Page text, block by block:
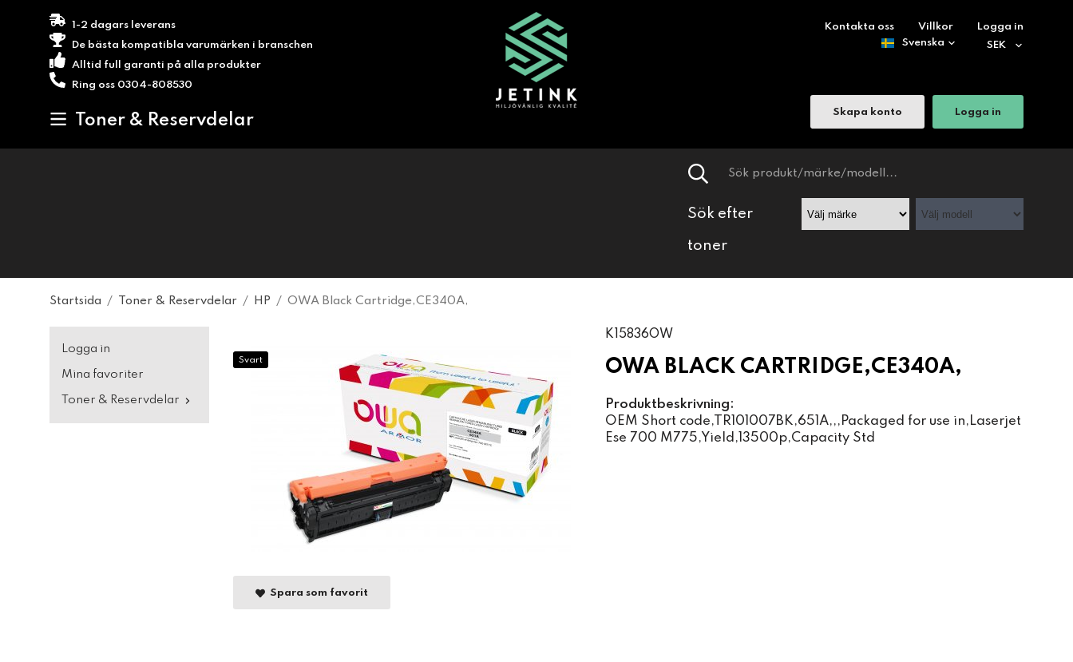
1-2 dagars leverans
De bästa kompatibla varumärken i branschen
Alltid full garanti på alla produkter
Ring oss 0304-808530
Toner & Reservdelar
Kontakta oss Villkor Logga in
Skapa konto Logga in
Sök efter
toner
Startsida / Toner & Reservdelar / HP / OWA Black Cartridge,CE340A,
Logga in
Mina favoriter
Toner & Reservdelar
Svart
K15836OW
OWA BLACK CARTRIDGE,CE340A,
Produktbeskrivning:
OEM Short code,TR101007BK,651A,,,Packaged for use in,Laserjet
Ese 700 M775,Yield,13500p,Capacity Std
Spara som favorit